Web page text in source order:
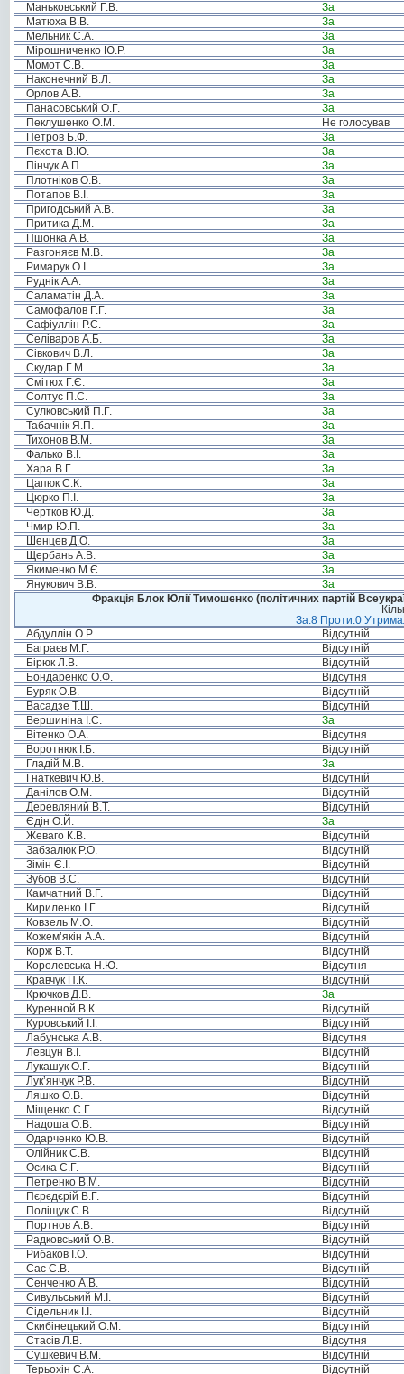
Маньковський Г.В.
За
Матюха В.В.
За
Мельник С.А.
За
Мірошниченко Ю.Р.
За
Момот С.В.
За
Наконечний В.Л.
За
Орлов А.В.
За
Панасовський О.Г.
За
Пеклушенко О.М.
Не голосував
Петров Б.Ф.
За
Пєхота В.Ю.
За
Пінчук А.П.
За
Плотніков О.В.
За
Потапов В.І.
За
Пригодський А.В.
За
Притика Д.М.
За
Пшонка А.В.
За
Разгоняєв М.В.
За
Римарук О.І.
За
Руднік А.А.
За
Саламатін Д.А.
За
Самофалов Г.Г.
За
Сафіуллін Р.С.
За
Селіваров А.Б.
За
Сівкович В.Л.
За
Скудар Г.М.
За
Смітюх Г.Є.
За
Солтус П.С.
За
Сулковський П.Г.
За
Табачнік Я.П.
За
Тихонов В.М.
За
Фалько В.І.
За
Хара В.Г.
За
Цапюк С.К.
За
Цюрко П.І.
За
Чертков Ю.Д.
За
Чмир Ю.П.
За
Шенцев Д.О.
За
Щербань А.В.
За
Якименко М.Є.
За
Янукович В.В.
За
Фракція Блок Юлії Тимошенко (політичних партій
За:8 Проти:0
Абдуллін О.Р.
Відсутній
Баграєв М.Г.
Відсутній
Бірюк Л.В.
Відсутній
Бондаренко О.Ф.
Відсутня
Буряк О.В.
Відсутній
Васадзе Т.Ш.
Відсутній
Вершиніна І.С.
За
Вітенко О.А.
Відсутня
Воротнюк І.Б.
Відсутній
Гладій М.В.
За
Гнаткевич Ю.В.
Відсутній
Данілов О.М.
Відсутній
Деревляний В.Т.
Відсутній
Єдін О.Й.
За
Жеваго К.В.
Відсутній
Забзалюк Р.О.
Відсутній
Зімін Є.І.
Відсутній
Зубов В.С.
Відсутній
Камчатний В.Г.
Відсутній
Кириленко І.Г.
Відсутній
Ковзель М.О.
Відсутній
Кожем’якін А.А.
Відсутній
Корж В.Т.
Відсутній
Королевська Н.Ю.
Відсутня
Кравчук П.К.
Відсутній
Крючков Д.В.
За
Куренной В.К.
Відсутній
Куровський І.І.
Відсутній
Лабунська А.В.
Відсутня
Левцун В.І.
Відсутній
Лукашук О.Г.
Відсутній
Лук’янчук Р.В.
Відсутній
Ляшко О.В.
Відсутній
Міщенко С.Г.
Відсутній
Надоша О.В.
Відсутній
Одарченко Ю.В.
Відсутній
Олійник С.В.
Відсутній
Осика С.Г.
Відсутній
Петренко В.М.
Відсутній
Пєрєдєрій В.Г.
Відсутній
Поліщук С.В.
Відсутній
Портнов А.В.
Відсутній
Радковський О.В.
Відсутній
Рибаков І.О.
Відсутній
Сас С.В.
Відсутній
Сенченко А.В.
Відсутній
Сивульський М.І.
Відсутній
Сідельник І.І.
Відсутній
Скибінецький О.М.
Відсутній
Стасів Л.В.
Відсутня
Сушкевич В.М.
Відсутній
Терьохін С.А.
Відсутній